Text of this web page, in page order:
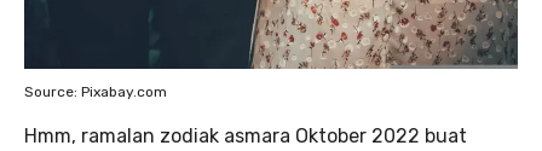
Source: Pixabay.com
Hmm, ramalan zodiak asmara Oktober 2022 buat